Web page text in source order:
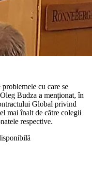
cu care se
Budza a menționat, în
Global privind
mai înalt de către colegii
respective.